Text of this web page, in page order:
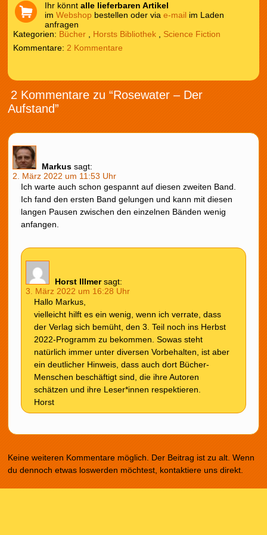
Ihr könnt alle lieferbaren Artikel
im Webshop bestellen oder via e-mail im Laden
anfragen
Kategorien: Bücher, Horsts Bibliothek, Science Fiction
2 Kommentare
2 Kommentare zu “Rosewater – Der
Aufstand”
Markus sagt:
2. März 2022 um 11:53 Uhr
Ich warte auch schon gespannt auf diesen zweiten Band.
Ich fand den ersten Band gelungen und kann mit diesen
langen Pausen zwischen den einzelnen Bänden wenig
anfangen.
Horst Illmer sagt:
3. März 2022 um 16:28 Uhr
Hallo Markus,
vielleicht hilft es ein wenig, wenn ich verrate, dass
der Verlag sich bemüht, den 3. Teil noch ins Herbst
2022-Programm zu bekommen. Sowas steht
natürlich immer unter diversen Vorbehalten, ist aber
ein deutlicher Hinweis, dass auch dort Bücher-
Menschen beschäftigt sind, die ihre Autoren
schätzen und ihre Leser*innen respektieren.
Horst
Keine weiteren Kommentare möglich. Der Beitrag ist zu alt. Wenn
du dennoch etwas loswerden möchtest, kontaktiere uns direkt.